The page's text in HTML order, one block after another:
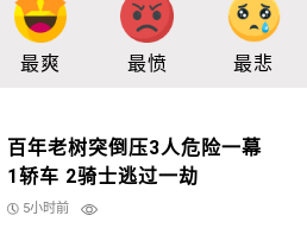
最爽 最愤 最悲
百年老树突倒压3人危险一幕
1轿车 2骑士逃过一劫
5小时前